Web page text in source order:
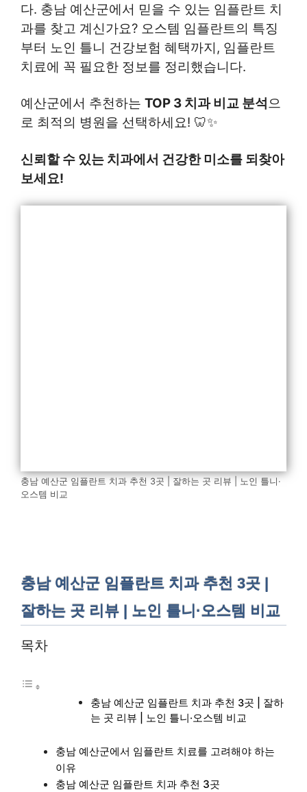
다. 충남 예산군에서 믿을 수 있는 임플란트 치
과를 찾고 계신가요? 오스템 임플란트의 특징
부터 노인 틀니 건강보험 혜택까지, 임플란트
치료에 꼭 필요한 정보를 정리했습니다.
예산군에서 추천하는 TOP 3 치과 비교 분석 으
로 최적의 병원을 선택하세요! 🦷✨
신뢰할 수 있는 치과에서 건강한 미소를 되찾아
보세요!
충남 예산군 임플란트 치과 추천 3곳 | 잘하는 곳 리뷰 | 노인 틀니·
오스템 비교
충남 예산군 임플란트 치과 추천 3곳 |
잘하는 곳 리뷰 | 노인 틀니·오스템 비교
목차
충남 예산군 임플란트 치과 추천 3곳 | 잘하
는 곳 리뷰 | 노인 틀니·오스템 비교
충남 예산군에서 임플란트 치료를 고려해야 하는
이유
충남 예산군 임플란트 치과 추천 3곳